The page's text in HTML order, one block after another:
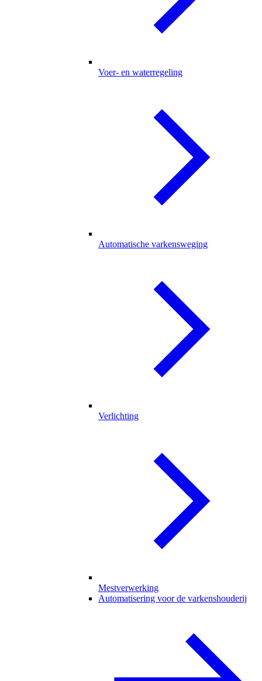
Voer- en waterregeling
Automatische varkensweging
Verlichting
Mestverwerking
Automatisering voor de varkenshouderij